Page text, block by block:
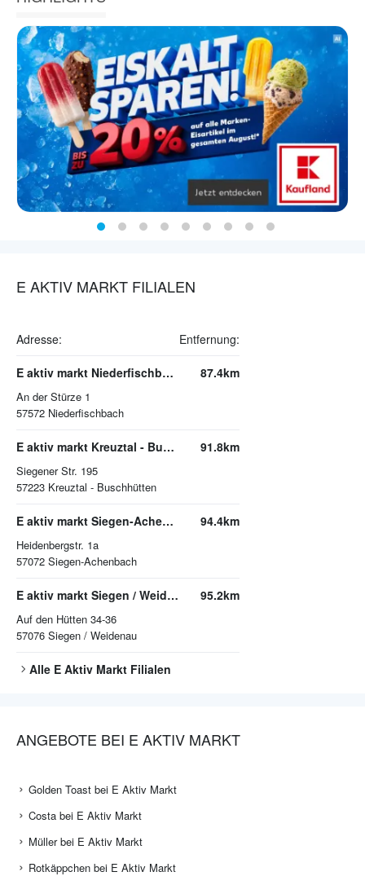
E AKTIV MARKT FILIALEN
Adresse: Entfernung:
E aktiv markt Niederfischbach
An der Stürze 1
57572 Niederfischbach
87.4km
E aktiv markt Kreuztal - Buschhütten
Siegener Str. 195
57223 Kreuztal - Buschhütten
91.8km
E aktiv markt Siegen-Achenbach
Heidenbergstr. 1a
57072 Siegen-Achenbach
94.4km
E aktiv markt Siegen / Weidenau
Auf den Hütten 34-36
57076 Siegen / Weidenau
95.2km
Alle E Aktiv Markt Filialen
ANGEBOTE BEI E AKTIV MARKT
Golden Toast bei E Aktiv Markt
Costa bei E Aktiv Markt
Müller bei E Aktiv Markt
Rotkäppchen bei E Aktiv Markt